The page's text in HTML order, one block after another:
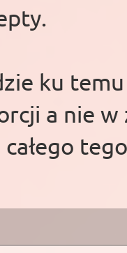
ku
a nie
całego